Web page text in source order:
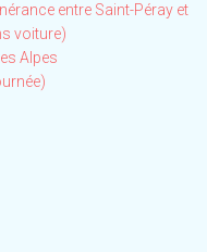
entre Saint-Péray et
voiture)
Alpes